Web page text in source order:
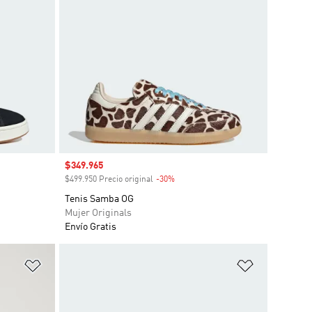
Precio de venta
$349.965
$499.950 Precio original -30%Descuento
Tenis Samba OG
Mujer Originals
Envío Gratis